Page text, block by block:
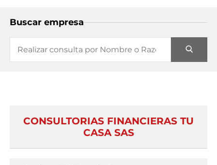
Buscar empresa
CONSULTORIAS FINANCIERAS TU
CASA SAS